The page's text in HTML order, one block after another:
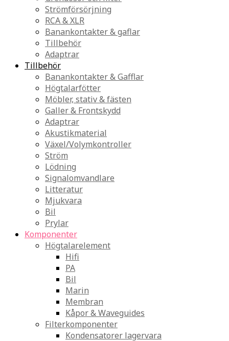
Strömförsörjning
RCA & XLR
Banankontakter & gaflar
Tillbehör
Adaptrar
Tillbehör
Banankontakter & Gafflar
Högtalarfötter
Möbler, stativ & fästen
Galler & Frontskydd
Adaptrar
Akustikmaterial
Växel/Volymkontroller
Ström
Lödning
Signalomvandlare
Litteratur
Mjukvara
Bil
Prylar
Komponenter
Högtalarelement
Hifi
PA
Bil
Marin
Membran
Kåpor & Waveguides
Filterkomponenter
Kondensatorer lagervara